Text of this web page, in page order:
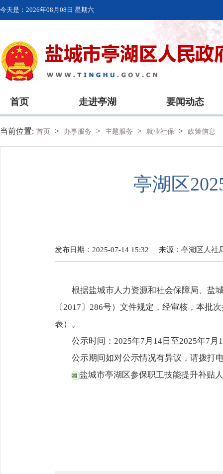
今天是： 2026年08月08日 星期六
首页 走进亭湖 要闻动态
当前位置: 首页 > 办事服务 > 主题服务 > 就业社保 > 政策信息
亭湖区
发布日期：2025-07-14 15:32 来源： 亭湖区人社
根据盐城市人力资源和社会保障局、盐
〔2017〕286号）文件规定，经审核，本批
表）。
公示时间：2025年7月14日至2025年7月
公示期间如对公示情况有异议，请拨打
盐城市亭湖区参保职工技能提升补贴